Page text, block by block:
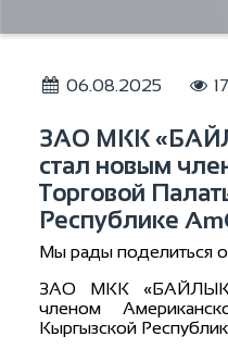
06.08.2025
ЗАО МКК
стал новым
Торговой
Республике
Мы рады поделиться
ЗАО МКК
членом
Кыргызской